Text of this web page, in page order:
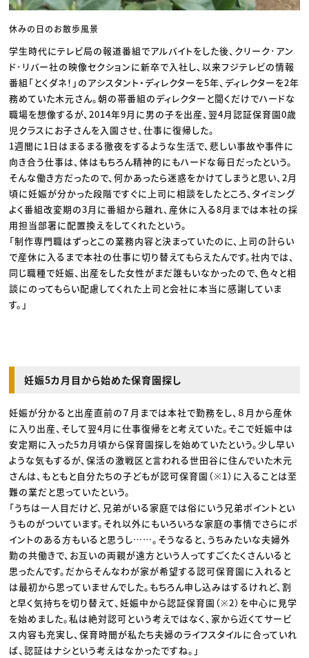
休みの日のお散歩風景
学生時代にテレビ局の報道番組でアルバイトをした後、クリーク･アン
ド･リバー社の映像セクションに新卒で入社し、以来フジテレビの情報
番組「とくダネ！」のアシスタント・ディレクターを5年、ディレクターを2年
務めていた木元さん。朝の帯番組のディレクターと聞くだけでハードな
職場を想像するが、2014年9月に男の子を出産、翌4月認証保育園0歳
児クラスにお子さんを入園させ、仕事に復帰した。
1週間に1日はまるまる徹夜をするような生活で、悲しい事故や事件に
向き合う仕事は、体はもちろん精神的にもハードな毎日だったという。
そんな働き方だったので、何かあったら迷惑をかけてしまうと思い、2月
頃に妊娠が分かった段階ですぐに上司に相談をしたところ、タイミング
よく番組改変期の3月に番組から離れ、産休に入る8月までは本社の採
用担当部署に配置換えをしてくれたという。
「制作専門職はずっとこの業務内容と決まっていたのに、上司の計らい
で産休に入るまで本社の仕事に切り替えてもらえたんです。社内では、
同じ職種で妊娠、出産をした女性がまだ誰もいなかったので、色々と相
談にのってもらい配慮してくれた上司と会社に本当に感謝していま
す。」
妊娠5カ月目から始めた保育園探し
妊娠が分かると出産直前の７月までは本社で勤務をし、８月から産休
に入り出産、そして翌4月に仕事復帰をと考えていた。そこで妊娠中は
安定期に入った5カ月頃から保育園探しを始めていたという。少し早い
ような気もするが、保活の激戦区と言われる世田谷に住んでいた木元
さんは、もともと自分たちの子どもが認可保育園（※1）に入ることは至
難の業だと思っていたという。
「うちは一人目だけど、兄弟がいる家庭では俗にいう兄弟ポイントとい
うものがついています。それ以外にもいろいろな家庭の事情でさらにポ
イントのある方もいると思うし……。そうなると、うちみたいな夫婦外
勤の共働きで、お互いの両親が遠方という人ってすごくたくさんいると
思ったんです。だからそんなわが家が希望する認可保育園に入れると
は最初から思っていませんでした。もちろん申し込みはするけれど、割
と早く気持ちを切り替えて、妊娠中から認証保育園（※2）を中心に見学
を始めました。私は絶対認可という考えではなく、家から近くてサービ
ス内容も充実し、保育時間が私たち夫婦のライフスタイルに合っていれ
ば、認証はナシという考えはなかったですね。」